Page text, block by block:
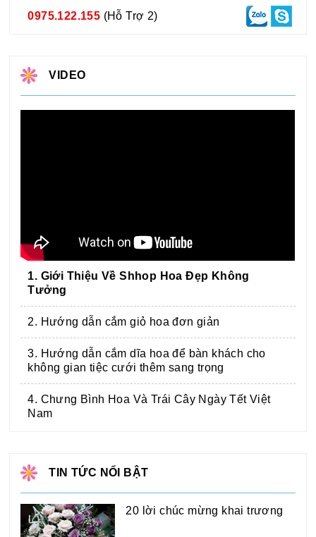
0975.122.155 (Hỗ Trợ 2)
VIDEO
1. Giới Thiệu Về Shhop Hoa Đẹp Không
Tưởng
2. Hướng dẫn cắm giỏ hoa đơn giản
3. Hướng dẫn cắm dĩa hoa để bàn khách cho
không gian tiệc cưới thêm sang trọng
4. Chưng Bình Hoa Và Trái Cây Ngày Tết Việt
Nam
TIN TỨC NỔI BẬT
20 lời chúc mừng khai trương